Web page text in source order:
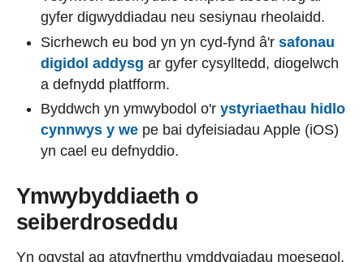
gyfer digwyddiadau neu sesiynau rheolaidd.
Sicrhewch eu bod yn yn cyd-fynd â'r safonau
digidol addysg ar gyfer cysylltedd, diogelwch
a defnydd platfform.
Byddwch yn ymwybodol o'r ystyriaethau hidlo
cynnwys y we pe bai dyfeisiadau Apple (iOS)
yn cael eu defnyddio.
Ymwybyddiaeth o
seiberdroseddu
Yn ogystal ag atgyfnerthu ymddygiadau moesegol,